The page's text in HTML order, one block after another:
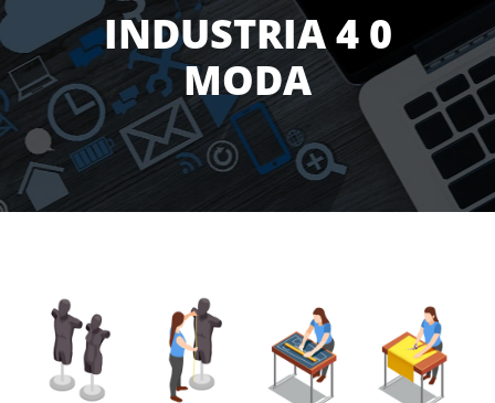
INDUSTRIA 4 0
MODA